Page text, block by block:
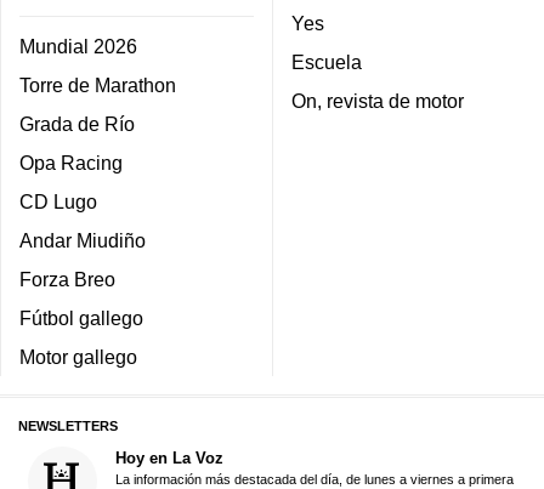
Mundial 2026
Torre de Marathon
Grada de Río
Opa Racing
CD Lugo
Andar Miudiño
Forza Breo
Fútbol gallego
Motor gallego
Yes
Escuela
On, revista de motor
NEWSLETTERS
Hoy en La Voz
La información más destacada del día, de lunes a viernes a primera